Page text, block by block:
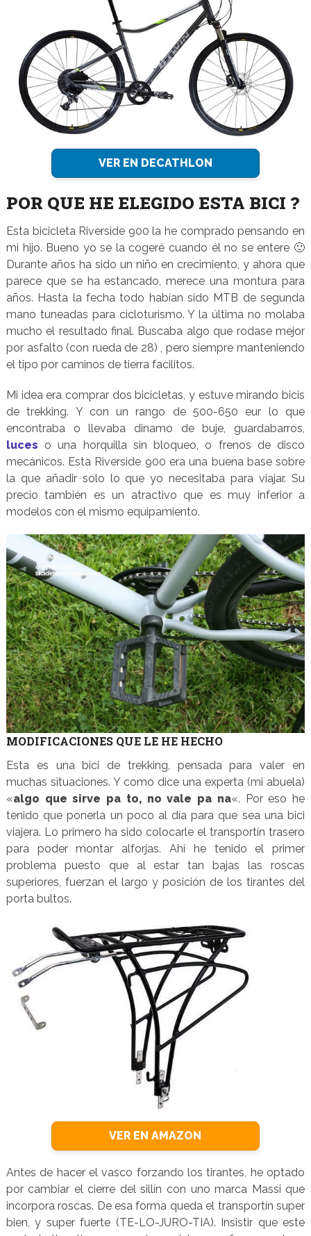
VER EN DECATHLON
POR QUE HE ELEGIDO ESTA BICI ?
Esta bicicleta Riverside 900 la he comprado pensando en
mi hijo. Bueno yo se la cogeré cuando él no se entere 🙂
Durante años ha sido un niño en crecimiento, y ahora que
parece que se ha estancado, merece una montura para
años. Hasta la fecha todo habían sido MTB de segunda
mano tuneadas para cicloturismo. Y la última no molaba
mucho el resultado final. Buscaba algo que rodase mejor
por asfalto (con rueda de 28) , pero siempre manteniendo
el tipo por caminos de tierra facilitos.
Mi idea era comprar dos bicicletas, y estuve mirando bicis
de trekking. Y con un rango de 500-650 eur lo que
encontraba o llevaba dinamo de buje, guardabarros,
luces o una horquilla sin bloqueo, o frenos de disco
mecánicos. Esta Riverside 900 era una buena base sobre
la que añadir solo lo que yo necesitaba para viajar. Su
precio también es un atractivo que es muy inferior a
modelos con el mismo equipamiento.
MODIFICACIONES QUE LE HE HECHO
Esta es una bici de trekking, pensada para valer en
muchas situaciones. Y como dice una experta (mi abuela)
«algo que sirve pa to, no vale pa na«. Por eso he
tenido que ponerla un poco al día para que sea una bici
viajera. Lo primero ha sido colocarle el transportín trasero
para poder montar alforjas. Ahí he tenido el primer
problema puesto que al estar tan bajas las roscas
superiores, fuerzan el largo y posición de los tirantes del
porta bultos.
VER EN AMAZON
Antes de hacer el vasco forzando los tirantes, he optado
por cambiar el cierre del sillín con uno marca Massi que
incorpora roscas. De esa forma queda el transportín super
bien, y super fuerte (TE-LO-JURO-TIA). Insistir que este